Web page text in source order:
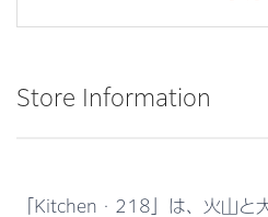
Store Information
Kitchen・218 」は、火山と